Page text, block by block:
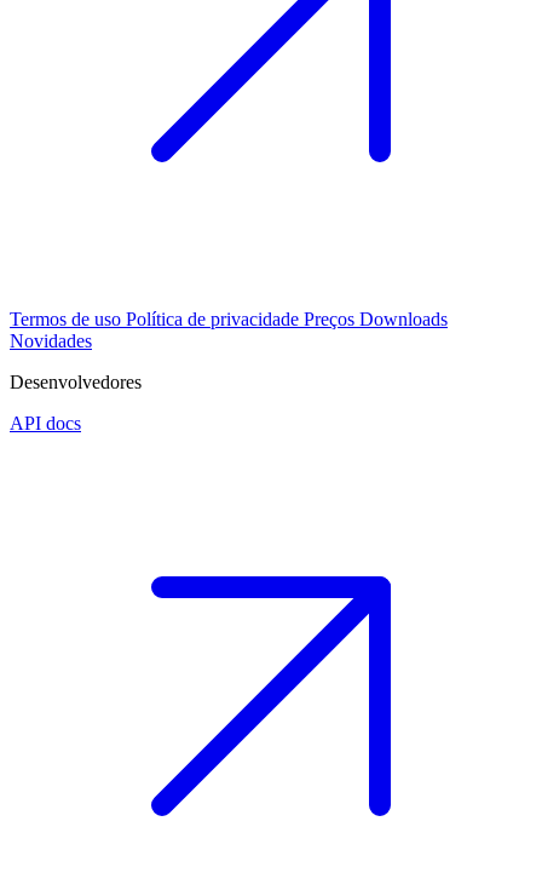
Termos de uso Política de privacidade Preços Downloads
Novidades
Desenvolvedores
API docs